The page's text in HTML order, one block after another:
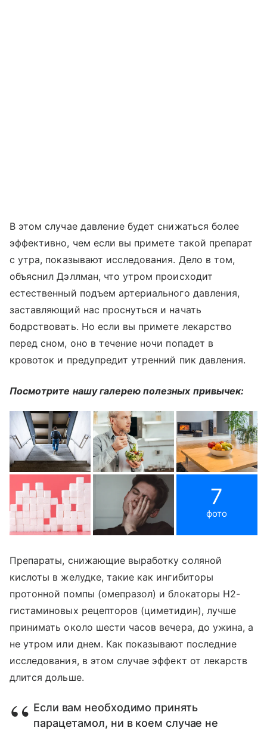
В этом случае давление будет снижаться более
эффективно, чем если вы примете такой препарат
с утра, показывают исследования. Дело в том,
объяснил Дэллман, что утром происходит
естественный подъем артериального давления,
заставляющий нас проснуться и начать
бодрствовать. Но если вы примете лекарство
перед сном, оно в течение ночи попадет в
кровоток и предупредит утренний пик давления.
Посмотрите нашу галерею полезных привычек:
7
фото
Препараты, снижающие выработку соляной
кислоты в желудке, такие как ингибиторы
протонной помпы (омепразол) и блокаторы H2-
гистаминовых рецепторов (циметидин), лучше
принимать около шести часов вечера, до ужина, а
не утром или днем. Как показывают последние
исследования, в этом случае эффект от лекарств
длится дольше.
Если вам необходимо принять
парацетамол, ни в коем случае не